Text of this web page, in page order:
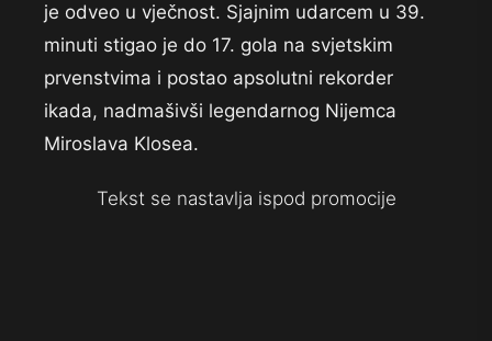
je odveo u vječnost. Sjajnim udarcem u 39.
minuti stigao je do 17. gola na svjetskim
prvenstvima i postao apsolutni rekorder
ikada, nadmašivši legendarnog Nijemca
Miroslava Klosea.
Tekst se nastavlja ispod promocije